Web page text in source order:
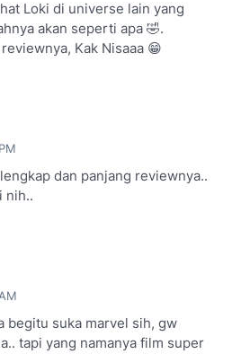
Loki di universe lain yang
akan seperti apa 🤣.
Kak Nisaaa 😁
dan panjang reviewnya..
nih..
begitu suka marvel sih, gw
tapi yang namanya film super